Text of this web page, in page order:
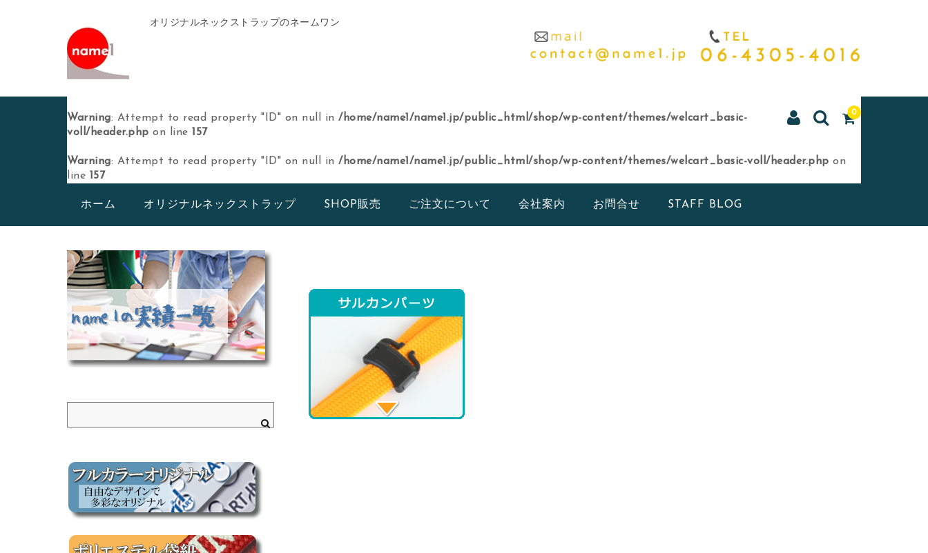
オリジナルネックストラップのネームワン
0
Warning: Attempt to read property "ID" on null in /home/name1/name1.jp/public_html/shop/wp-content/themes/welcart_basic-
voll/header.php on line 157
Warning: Attempt to read property "ID" on null in /home/name1/name1.jp/public_html/shop/wp-content/themes/welcart_basic-voll/header.php on
line
157
ホーム オリジナルネックストラップ SHOP販売 ご注文について 会社案内 お問合せ STAFF BLOG